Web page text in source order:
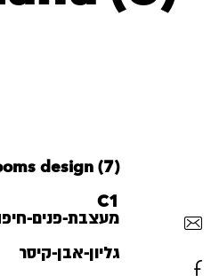
design (7)
C1
מעצבת-פנים-
גליון-אבן-קיסר